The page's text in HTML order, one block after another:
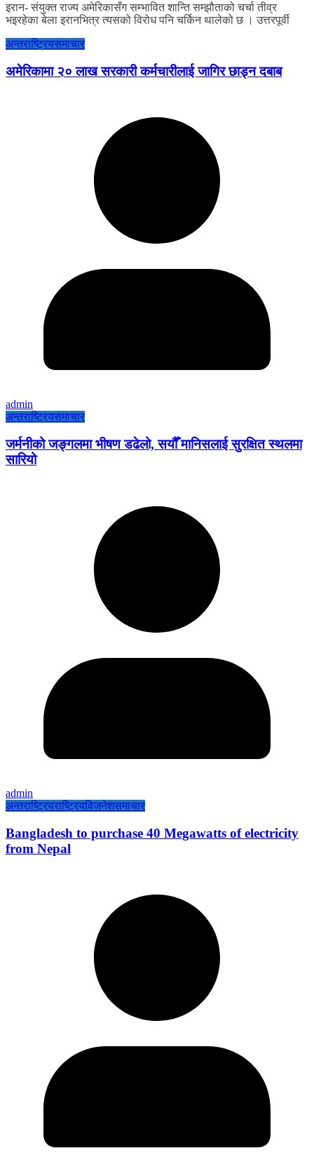
इरान- संयुक्त राज्य अमेरिकासँग सम्भावित शान्ति सम्झौताको चर्चा तीव्र
भइरहेका बेला इरानभित्र त्यसको विरोध पनि चर्किन थालेको छ । उत्तरपूर्वी
अन्तराष्ट्रियसमाचार
अमेरिकामा २० लाख सरकारी कर्मचारीलाई जागिर छाड्न दबाब
admin
अन्तराष्ट्रियसमाचार
जर्मनीको जङ्गलमा भीषण डढेलो, सयौँ मानिसलाई सुरक्षित स्थलमा
सारियो
admin
अन्तराष्ट्रियराष्ट्रियविजनेशसमाचार
Bangladesh to purchase 40 Megawatts of electricity
from Nepal